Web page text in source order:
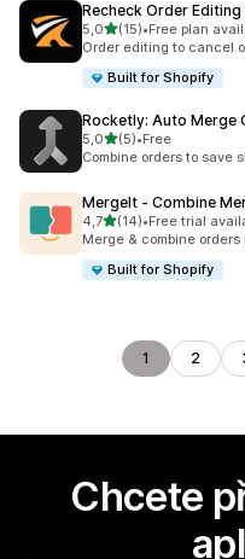
Recheck Order Editing
5,0z 5 hvězd
(15)
Celkový počet recenzí: 15
•Free plan
Order editing to cancel
Built for Shopify
Rocketly: Auto Merge
5,0z 5 hvězd
(5)
Celkový počet recenzí: 5
•Free
Combine orders to save
MergeIt ‑ Combine
4,7z 5 hvězd
(14)
Celkový počet recenzí: 14
•Free trial
Merge & combine
Built for Shopify
1 2
Chcete